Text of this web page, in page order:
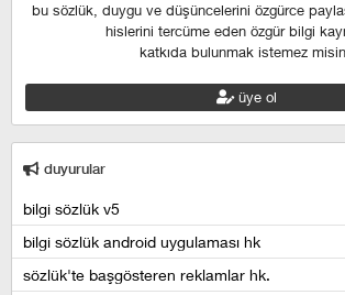
bu sözlük, duygu ve düşüncelerini özgürce
hislerini tercüme eden özgür bilgi
katkıda bulunmak istemez
üye ol
duyurular
bilgi sözlük v5
bilgi sözlük android uygulaması hk
sözlük'te başgösteren reklamlar hk.